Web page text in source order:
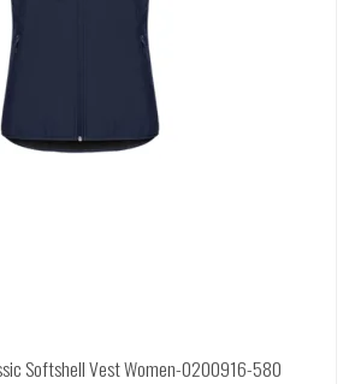
Softshell Vest Women-0200916-580